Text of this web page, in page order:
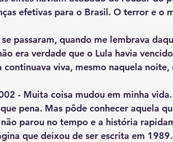
efetivas para o Brasil. O terror e o
era verdade que o Lula havia
continuava viva, mesmo naquela noite,
pena. Mas pôde conhecer aquela
parou no tempo e a história
que deixou de ser escrita em